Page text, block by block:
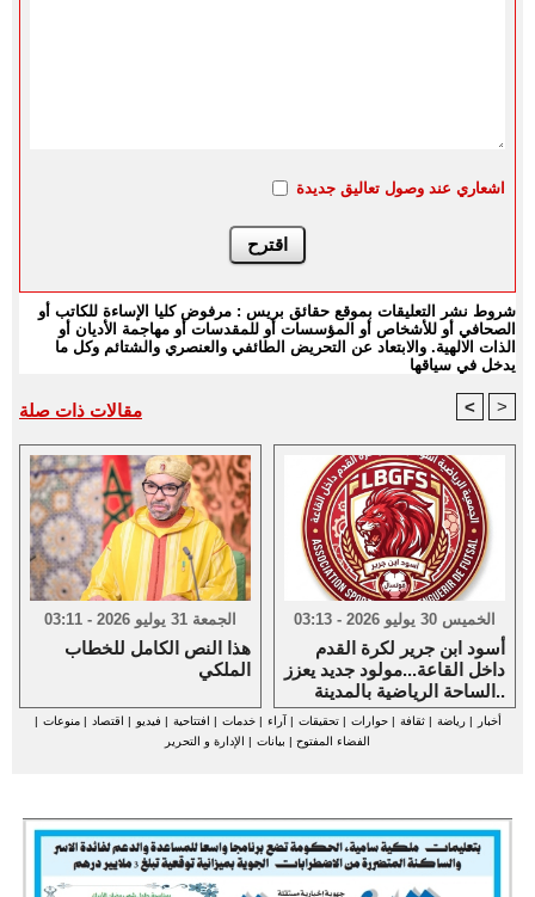
اشعاري عند وصول تعاليق جديدة
شروط نشر التعليقات بموقع حقائق بريس : مرفوض كليا الإساءة للكاتب أو
الصحافي أو للأشخاص أو المؤسسات أو للمقدسات أو مهاجمة الأديان أو
الذات الالهية. والابتعاد عن التحريض الطائفي والعنصري والشتائم وكل ما
يدخل في سياقها
مقالات ذات صلة < >
الجمعة 31 يوليو 2026 - 03:11
هذا النص الكامل للخطاب
الملكي
الخميس 30 يوليو 2026 - 03:13
أسود ابن جرير لكرة القدم
داخل القاعة...مولود جديد يعزز
الساحة الرياضية بالمدينة..
أخبار |رياضة |ثقافة |حوارات |تحقيقات | آراء |خدمات | افتتاحية | فيديو | اقتصاد |منوعات |
الفضاء المفتوح | بيانات | الإدارة و التحرير